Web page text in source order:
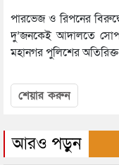
পারভেজ ও রিপনের
দু’জনকেই আদালতে
মহানগর পুলিশের
শেয়ার করুন
আরও পড়ুন